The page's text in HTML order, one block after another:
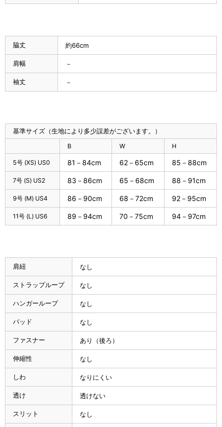
脇丈 約66cm
肩幅 －
袖丈 －
基準サイズ（生地により多少誤差がございます。）
B W H
5号 (XS) US0 81－84cm 62－65cm 85－88cm
7号 (S) US2 83－86cm 65－68cm 88－91cm
9号 (M) US4 86－90cm 68－72cm 92－95cm
11号 (L) US6 89－94cm 70－75cm 94－97cm
肩紐 なし
ストラップループ なし
ハンガーループ なし
パッド なし
ファスナー あり（後ろ）
伸縮性 なし
しわ なりにくい
透け 透けない
スリット なし